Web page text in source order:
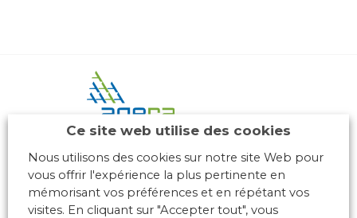
10 place des Archives – Bât G –
69288 LYON Cedex 02
Association loi 1901
Ce site web utilise des cookies
Nous utilisons des cookies sur notre site Web pour
vous offrir l'expérience la plus pertinente en
mémorisant vos préférences et en répétant vos
visites. En cliquant sur "Accepter tout", vous